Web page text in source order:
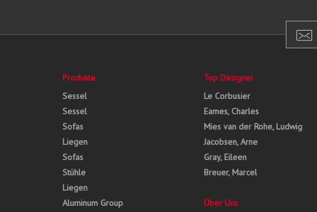
Produkte
Sessel
Sessel
Sofas
Liegen
Sofas
Stühle
Liegen
Aluminum Group
Top Designer
Le Corbusier
Eames, Charles
Mies van der Rohe, Ludwig
Jacobsen, Arne
Gray, Eileen
Breuer, Marcel
Über Uns